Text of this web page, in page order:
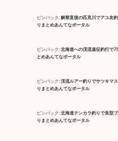
ピンバック: 解禁直後の匹見川でアユ友
りまとめあんてなポータル
ピンバック: 北海道への渓流遠征釣行で
とめあんてなポータル
ピンバック: 渓流ルアー釣りでサツキマ
りまとめあんてなポータル
ピンバック: 北海道テンカラ釣りで良型
りまとめあんてなポータル